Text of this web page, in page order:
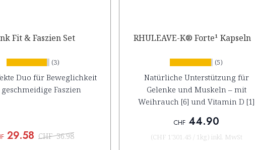
Fit & Faszien Set
(3)
Duo für Beweglichkeit
Faszien
29.58 CHF 36.98
RHULEAVE-K® Forte¹ Kapseln
(5)
Natürliche Unterstützung für
Gelenke und Muskeln – mit
Weihrauch [6] und Vitamin D [1]
CHF 44.90
(CHF 1'301.45 / 1kg) inkl. MwSt